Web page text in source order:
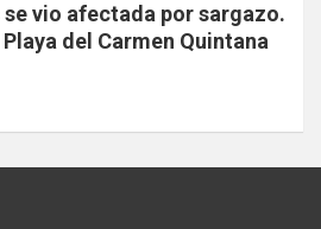
se vio afectada por sargazo.
del Carmen Quintana